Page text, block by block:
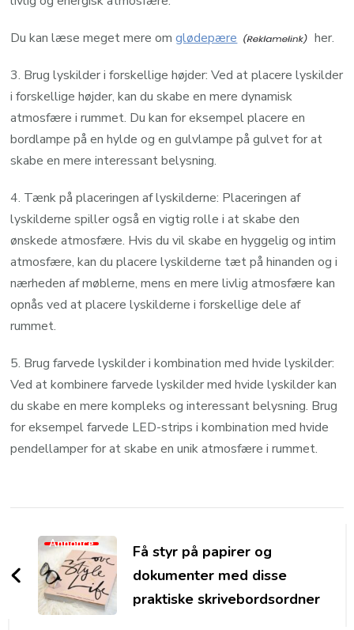
Du kan læse meget mere omglødepære her.
3. Brug lyskilder i forskellige højder: Ved at placere lyskilder
i forskellige højder, kan du skabe en mere dynamisk
atmosfære i rummet. Du kan for eksempel placere en
bordlampe på en hylde og en gulvlampe på gulvet for at
skabe en mere interessant belysning.
4. Tænk på placeringen af lyskilderne: Placeringen af
lyskilderne spiller også en vigtig rolle i at skabe den
ønskede atmosfære. Hvis du vil skabe en hyggelig og intim
atmosfære, kan du placere lyskilderne tæt på hinanden og i
nærheden af ​​møblerne, mens en mere livlig atmosfære kan
opnås ved at placere lyskilderne i forskellige dele af
rummet.
5. Brug farvede lyskilder i kombination med hvide lyskilder:
Ved at kombinere farvede lyskilder med hvide lyskilder kan
du skabe en mere kompleks og interessant belysning. Brug
for eksempel farvede LED-strips i kombination med hvide
pendellamper for at skabe en unik atmosfære i rummet.
Navigation
Annonce
Få styr på papirer og
dokumenter med disse
praktiske skrivebordsordner